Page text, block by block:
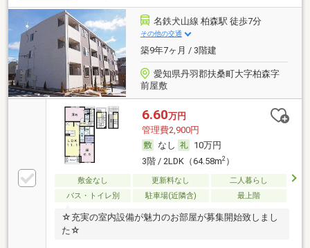
名鉄犬山線 柏森駅 徒歩7分
その他の交通
築9年7ヶ月 / 3階建
愛知県丹羽郡扶桑町大字柏森字
前屋敷
6.60万円
管理費2,900円
なし
10万円
3階 / 2LDK（64.58m2）
敷金なし 更新料なし
二人暮らし
バス・トイレ別
駐車場(近隣含) 最上階
☆充実の室内設備が魅力のお部屋が募集開始致しまし
た☆